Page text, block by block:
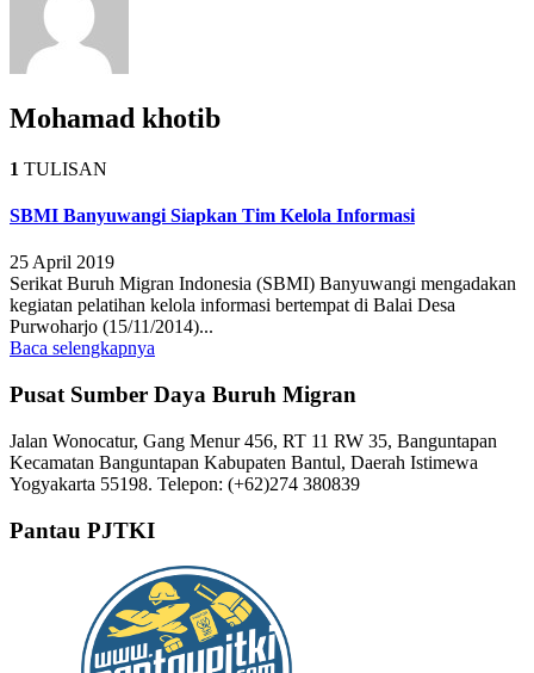
Mohamad khotib
1 TULISAN
SBMI Banyuwangi Siapkan Tim Kelola Informasi
25 April 2019
Serikat Buruh Migran Indonesia (SBMI) Banyuwangi mengadakan
kegiatan pelatihan kelola informasi bertempat di Balai Desa
Purwoharjo (15/11/2014)...
Baca selengkapnya
Pusat Sumber Daya Buruh Migran
Jalan Wonocatur, Gang Menur 456, RT 11 RW 35, Banguntapan
Kecamatan Banguntapan Kabupaten Bantul, Daerah Istimewa
Yogyakarta 55198. Telepon: (+62)274 380839
Pantau PJTKI